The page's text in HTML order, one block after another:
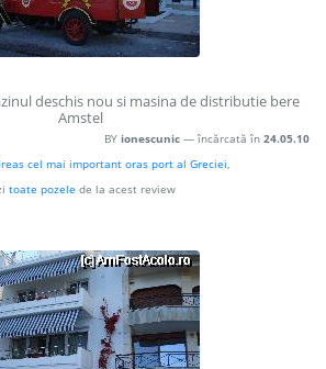
deschis nou si masina de distributie bere
Amstel
BY ionescunic — încărcată în 24.05.10
cel mai important oras port al Greciei,
toate pozele de la acest review